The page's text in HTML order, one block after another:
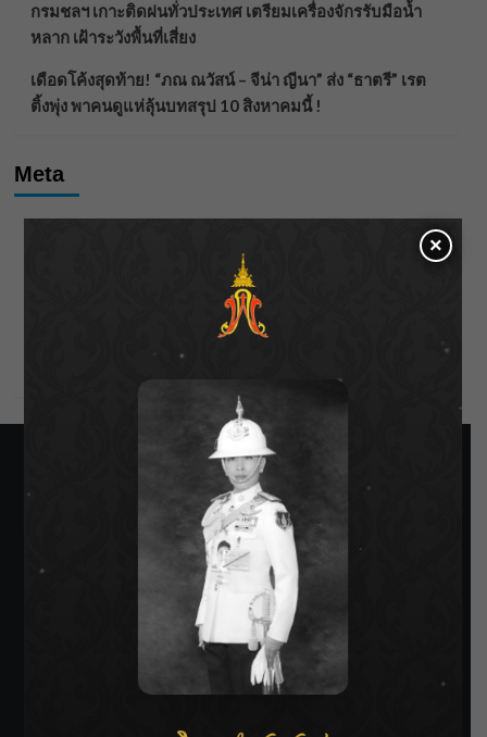
กรมชลฯ เกาะติดฝนทั่วประเทศ เตรียมเครื่องจักรรับมือน้ำ
หลาก เฝ้าระวังพื้นที่เสี่ยง
เดือดโค้งสุดท้าย! “ภณ ณวัสน์ – จีน่า ญีนา” ส่ง “ธาตรี” เรต
ติ้งพุ่ง พาคนดูแห่ลุ้นบทสรุป 10 สิงหาคมนี้ !
Meta
SIAMRATH VARIETY
×